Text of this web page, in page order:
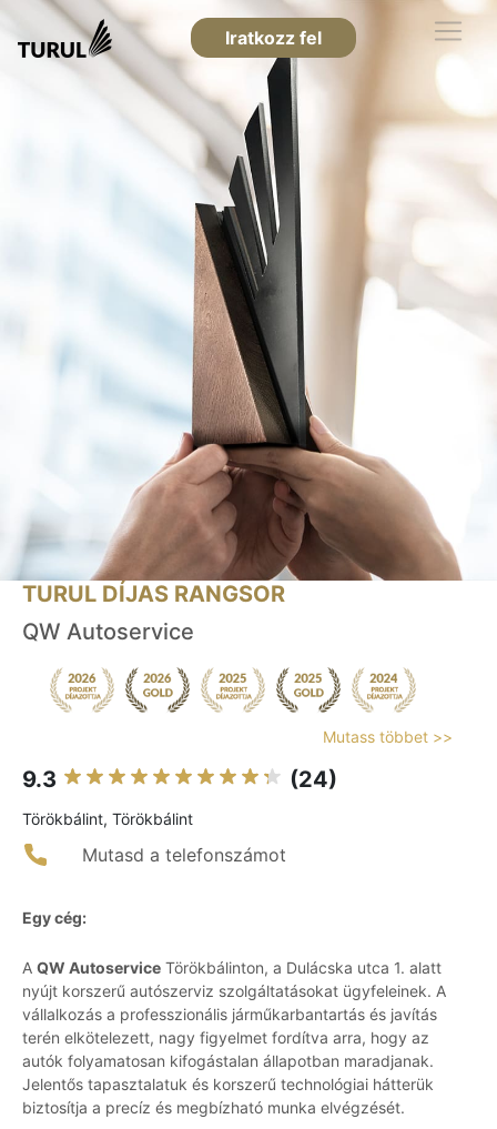
Iratkozz fel
TURUL DÍJAS RANGSOR
QW Autoservice
Mutass többet >>
9.3 (24)
Törökbálint, Törökbálint
Mutasd a telefonszámot
Egy cég:
A QW Autoservice Törökbálinton, a Dulácska utca 1. alatt
nyújt korszerű autószerviz szolgáltatásokat ügyfeleinek. A
vállalkozás a professzionális járműkarbantartás és javítás
terén elkötelezett, nagy figyelmet fordítva arra, hogy az
autók folyamatosan kifogástalan állapotban maradjanak.
Jelentős tapasztalatuk és korszerű technológiai hátterük
biztosítja a precíz és megbízható munka elvégzését.